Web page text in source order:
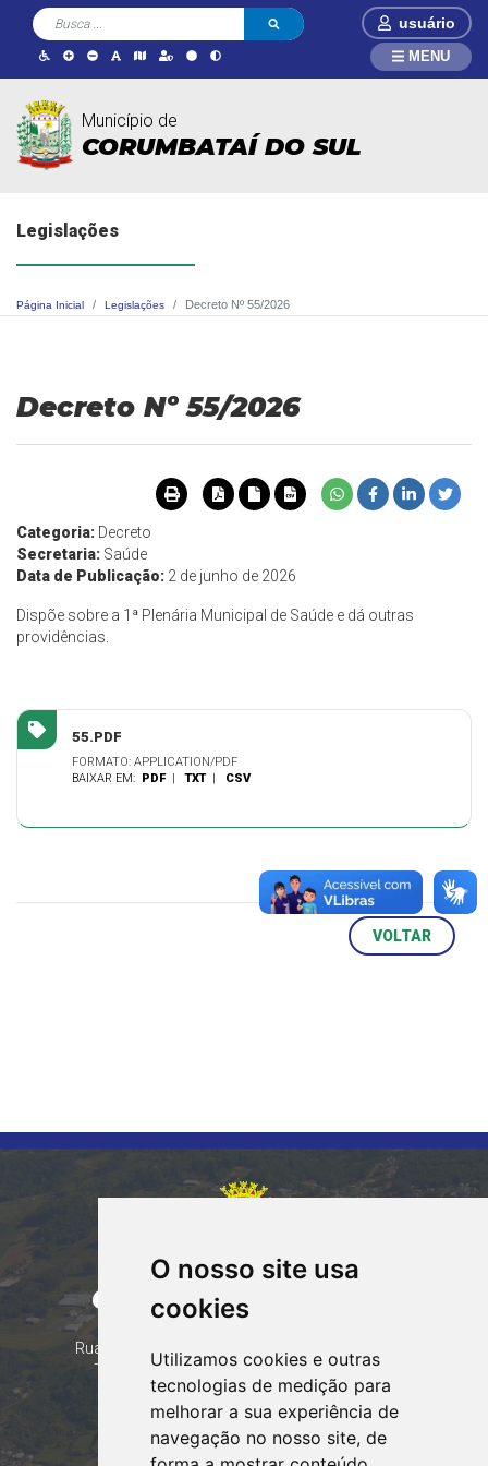
O nosso site usa
cookies
Utilizamos cookies e outras
tecnologias de medição para
melhorar a sua experiência de
navegação no nosso site, de
usuário
Município de
CORUMBATAÍ DO SUL
MENU
Legislações
Página Inicial Legislações Decreto Nº 55/2026
Decreto Nº 55/2026
Categoria: Decreto
Secretaria: Saúde
Data de Publicação: 2 de junho de 2026
Dispõe sobre a 1ª Plenária Municipal de Saúde e dá outras
providências.
55.PDF
FORMATO: APPLICATION/PDF
BAIXAR EM: PDF |TXT | CSV
VOLTAR
CORUMBATAÍ DO SUL
PARANÁ
Rua Tocantins 153 Corumbataí - CEP: 86.970-000
Telefone: (44) 99935-8828, (44) 99935-8839
contato@corumbataidosul.pr.gov.br
Atendimento